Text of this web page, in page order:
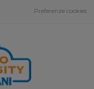
Preferenze cookies